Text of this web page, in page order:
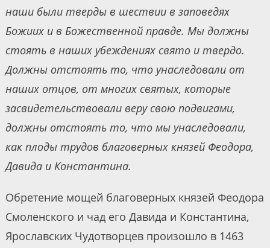
наши были тверды в шествии в заповедях
Божиих и в Божественной правде. Мы должны
стоять в наших убеждениях свято и твердо.
Должны отстоять то, что унаследовали от
наших отцов, от многих святых, которые
засвидетельствовали веру свою подвигами,
должны отстоять то, что мы унаследовали,
как плоды трудов благоверных князей Феодора,
Давида и Константина.
Обретение мощей благоверных князей Феодора
Смоленского и чад его Давида и Константина,
Ярославских Чудотворцев произошло в 1463